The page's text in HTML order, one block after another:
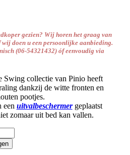
gezien? Wij horen het graag van
wij doen u een persoonlijke aanbieding.
(06-54321432) ófeenvoudig via
Swing collectie van Pinio heeft
dankzij de witte fronten en
pootjes.
een uitvalbeschermergeplaatst
zomaar uit bed kan vallen.